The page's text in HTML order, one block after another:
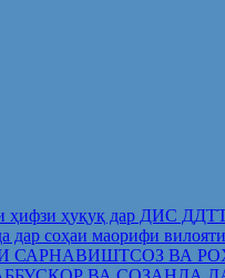
ҳифзи ҳуқуқ дар ДИС
дар соҳаи
САРНАВИШТСОЗ ВА